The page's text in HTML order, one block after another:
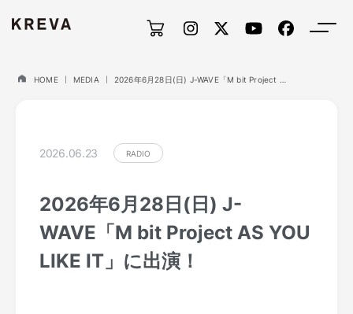
HOME MEDIA
2026.06.23 RADIO
2026年6月28日(日) J-
WAVE「M bit Project AS YOU
LIKE IT」に出演！